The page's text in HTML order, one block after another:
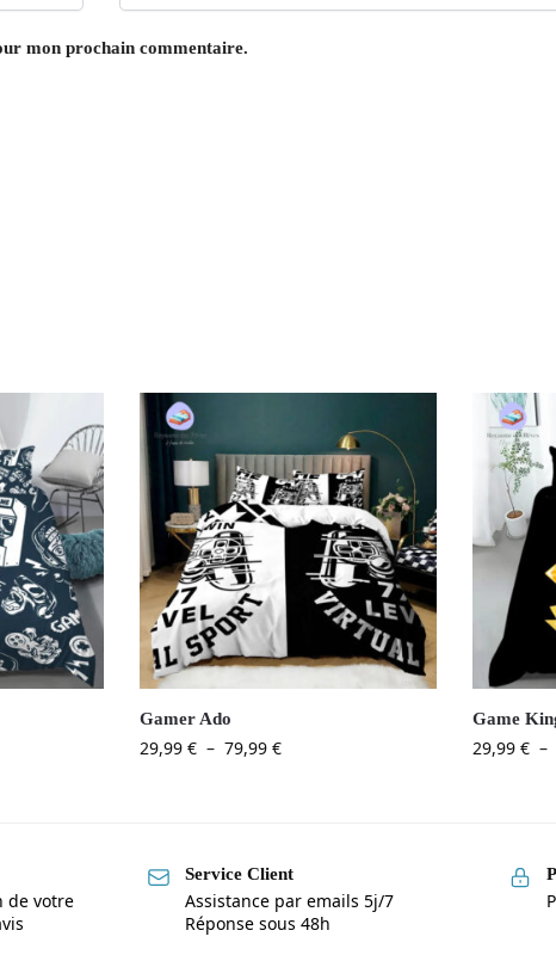
mon prochain commentaire.
Gamer Ado
29,99€ – 79,99€
Game
29,99€ –
de votre
Service Client
Assistance par emails 5j/7
Réponse sous 48h